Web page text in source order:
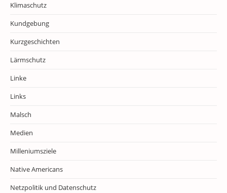
Klimaschutz
Kundgebung
Kurzgeschichten
Lärmschutz
Linke
Links
Malsch
Medien
Milleniumsziele
Native Americans
Netzpolitik und Datenschutz